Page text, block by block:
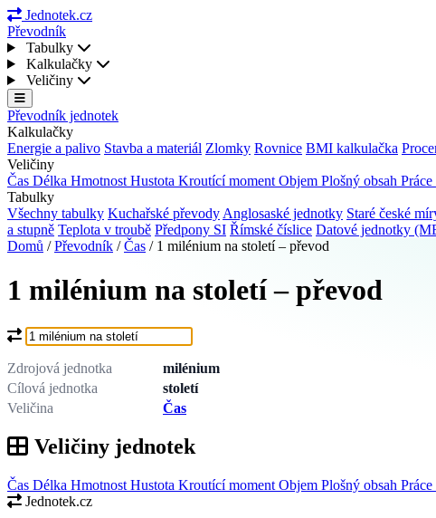
Jednotek.cz
Převodník
Tabulky
Kalkulačky
Veličiny
Převodník jednotek
Kalkulačky
Energie a palivo Stavba a materiál Zlomky Rovnice BMI kalkulačka
Veličiny
Čas Délka Hmotnost Hustota Kroutící moment Objem Plošný obsah
Tabulky
Všechny tabulky Kuchařské převody Anglosaské jednotky Staré české
a stupně Teplota v troubě Předpony SI Římské číslice Datové jednotky
Domů / Převodník / Čas / 1 milénium na století – převod
1 milénium na století – převod
Co chcete převést?
Zdrojová jednotka
milénium
Cílová jednotka
století
Veličina
Čas
Veličiny jednotek
Čas Délka Hmotnost Hustota Kroutící moment Objem Plošný obsah
Jednotek.cz